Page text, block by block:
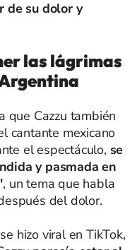
de su dolor y
las lágrimas
que Cazzu también
cantante mexicano
el espectáculo, se
y pasmada en
, un tema que habla
del dolor.
hizo viral en TikTok,